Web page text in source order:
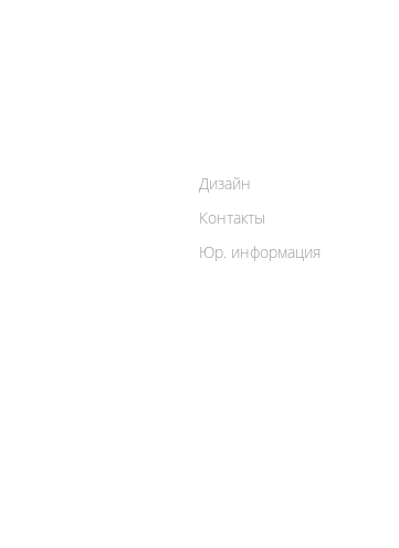
Дизайн
Контакты
Юр. информация